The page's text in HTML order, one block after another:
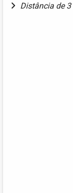
Distância de